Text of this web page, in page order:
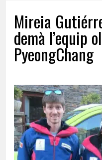
Mireia
demà l’equip
PyeongChang